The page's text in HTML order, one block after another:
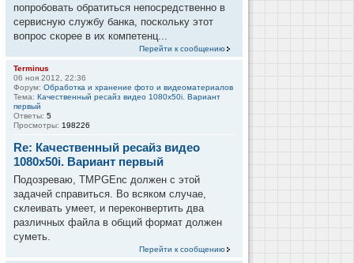
попробовать обратиться непосредственно в
сервисную службу банка, поскольку этот
вопрос скорее в их компетенц...
Перейти к сообщению
Terminus
06 ноя 2012, 22:36
Форум: Обработка и хранение фото и видеоматериалов
Тема: Качественный ресайз видео 1080x50i. Вариант
первый
Ответы: 5
Просмотры: 198226
Re: Качественный ресайз видео
1080x50i. Вариант первый
Подозреваю, TMPGEnc должен с этой
задачей справиться. Во всяком случае,
склеивать умеет, и переконвертить два
различных файла в общий формат должен
суметь.
Перейти к сообщению